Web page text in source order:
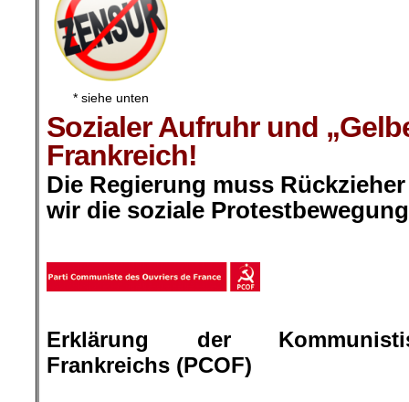
* siehe unten
Sozialer Aufruhr und
Frankreich!
Die Regierung muss
wir die soziale
Erklärung der
Frankreichs (PCOF)